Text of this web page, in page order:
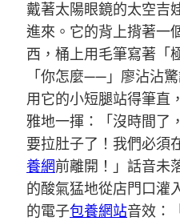
戴著太陽眼鏡的太空吉
進來。它的背上揹著一
西，桶上用毛筆寫著「
「你怎麼——」廖沾沾
用它的小短腿站得筆直
雅地一揮：「沒時間了
要拉肚子了！我們必須
養網前離開！」話音未
的酸氣猛地從店門口灌
的電子包養網站音效：